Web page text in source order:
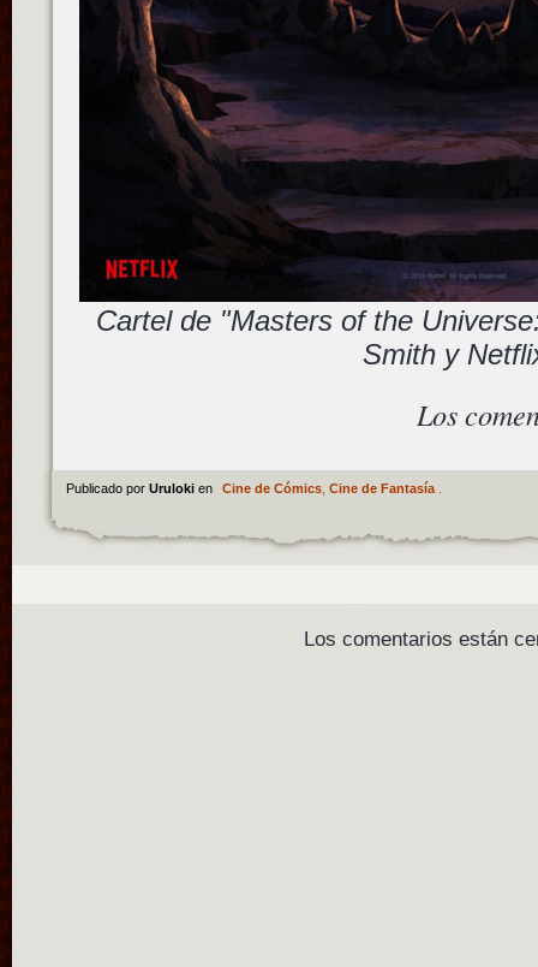
Cartel de "Masters of the
Smith y
Los
Publicado por Uruloki en Cine de Cómics, Cine de Fantasía.
Los comentarios están